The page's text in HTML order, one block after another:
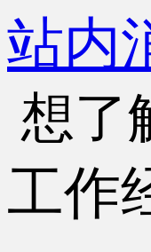
站内
想了
工作